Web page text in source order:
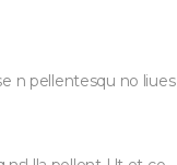
n pellentesqu no liues